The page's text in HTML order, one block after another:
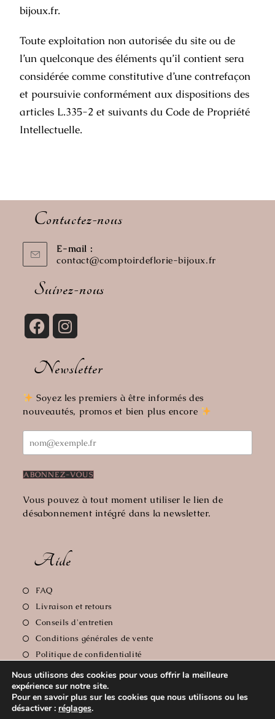
bijoux.fr.
Toute exploitation non autorisée du site ou de
l’un quelconque des éléments qu’il contient sera
considérée comme constitutive d’une contrefaçon
et poursuivie conformément aux dispositions des
articles L.335-2 et suivants du Code de Propriété
Intellectuelle.
Contactez-nous
E-mail :
contact@comptoirdeflorie-bijoux.fr
Suivez-nous
Newsletter
Soyez les premiers à être informés des
nouveautés, promos et bien plus encore
Vous pouvez à tout moment utiliser le lien de
désabonnement intégré dans la newsletter.
Aide
FAQ
Livraison et retours
Conseils d'entretien
Conditions générales de vente
Politique de confidentialité
Mentions Légales
Nous utilisons des cookies pour vous offrir la meilleure
expérience sur notre site.
Pour en savoir plus sur les cookies que nous utilisons ou les
désactiver : réglages.